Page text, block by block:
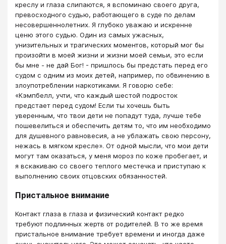
креслу и глаза слипаются, я вспоминаю своего друга,
превосходного судью, работающего в суде по делам
несовершеннолетних. Я глубоко уважаю и искренне
ценю этого судью. Один из самых ужасных,
унизительных и трагических моментов, который мог бы
произойти в моей жизни и жизни моей семьи, это если
бы мне - не дай Бог! - пришлось бы предстать перед его
судом с одним из моих детей, например, по обвинению в
злоупотреблении наркотиками. Я говорю себе:
«Кэмпбелл, учти, что каждый шестой подросток
предстает перед судом! Если ты хочешь быть
уверенным, что твои дети не попадут туда, лучше тебе
пошевелиться и обеспечить детям то, что им необходимо
для душевного равновесия, а не ублажать свою персону,
нежась в мягком кресле». От одной мысли, что мои дети
могут там оказаться, у меня мороз по коже пробегает, и
я вскакиваю со своего теплого местечка и приступаю к
выполнению своих отцовских обязанностей.
Пристальное внимание
Контакт глаза в глаза и физический контакт редко
требуют подлинных жертв от родителей. В то же время
пристальное внимание требует времени и иногда даже